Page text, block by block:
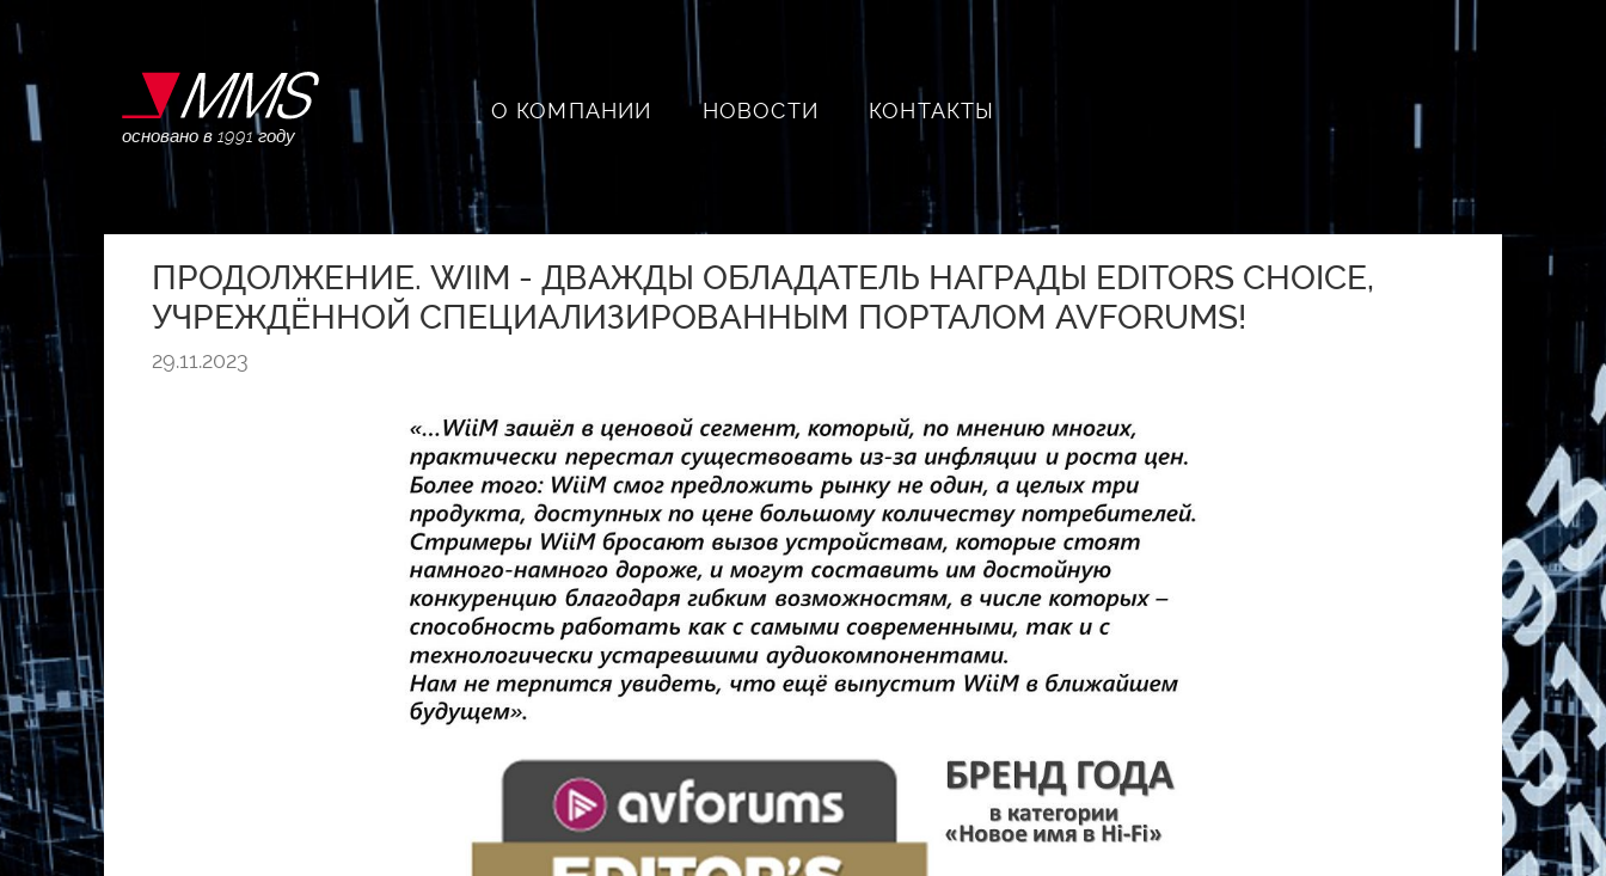
основано в 1991 году
О КОМПАНИИ НОВОСТИ КОНТАКТЫ
ПРОДОЛЖЕНИЕ. WIIM - ДВАЖДЫ ОБЛАДАТЕЛЬ НАГРАДЫ EDITORS CHOICE,
УЧРЕЖДЁННОЙ СПЕЦИАЛИЗИРОВАННЫМ ПОРТАЛОМ AVFORUMS!
29.11.2023